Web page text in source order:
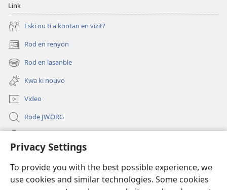
Privacy Settings
To provide you with the best possible experience, we
use cookies and similar technologies. Some cookies
Link
Eski ou ti a kontan en vizit?
Rod en renyon
(opens
new
window)
Rod en lasanble
(opens
new
window)
Kwa ki nouvo
Video
Rode JW.ORG
(opens
window)